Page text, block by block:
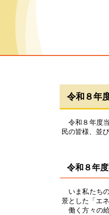
令和８年
令和８年度
民の皆様、並
令和８年
いま私たち
景とした「エ
働く方々の